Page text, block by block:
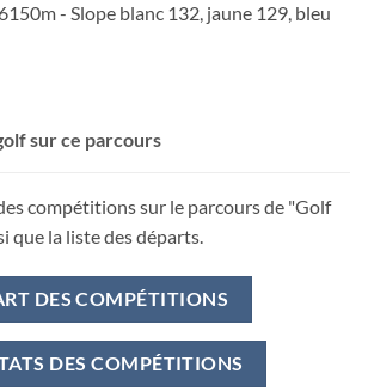
- Slope blanc 132, jaune 129, bleu
sur ce parcours
compétitions sur le parcours de "Golf
que la liste des départs.
DES COMPÉTITIONS
DES COMPÉTITIONS